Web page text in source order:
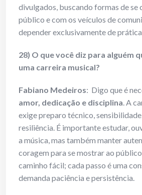
divulgados, buscando formas de se
público e com os veículos de
depender exclusivamente de
28) O que você diz para alguém
uma carreira musical?
Fabiano Medeiros: Digo que é
amor, dedicação e disciplina. A
exige preparo técnico,
resiliência. É importante estudar,
a música, mas também manter
coragem para se mostrar ao
caminho fácil; cada passo é uma
demanda paciência e persistência.